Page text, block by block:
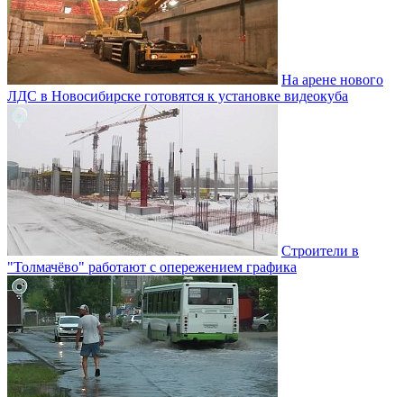
На арене нового
ЛДС в Новосибирске готовятся к установке видеокуба
Строители в
"Толмачёво" работают с опережением графика